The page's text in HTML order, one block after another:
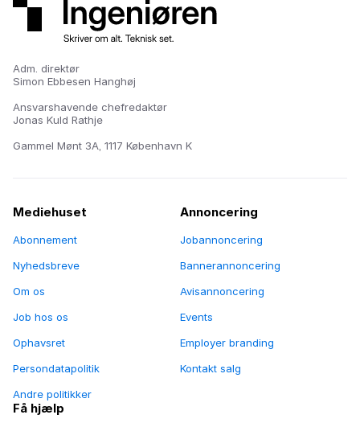
Adm. direktør
Simon Ebbesen Hanghøj
Ansvarshavende chefredaktør
Jonas Kuld Rathje
Gammel Mønt 3A, 1117 København K
Mediehuset
Abonnement
Nyhedsbreve
Om os
Job hos os
Ophavsret
Persondatapolitik
Andre politikker
Annoncering
Jobannoncering
Bannerannoncering
Avisannoncering
Events
Employer branding
Kontakt salg
Få hjælp